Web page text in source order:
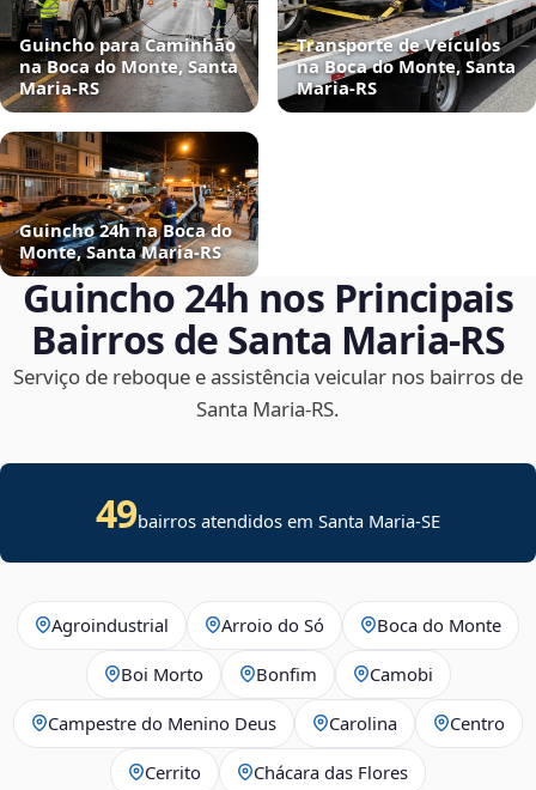
Guincho para Caminhão
na Boca do Monte, Santa
Maria‑RS
Transporte de Veículos
na Boca do Monte, Santa
Maria‑RS
Guincho 24h na Boca do
Monte, Santa Maria‑RS
Guincho 24h nos Principais
Bairros de Santa Maria‑RS
Serviço de reboque e assistência veicular nos bairros de
Santa Maria‑RS.
49bairros atendidos em Santa Maria-SE
Agroindustrial Arroio do Só Boca do Monte
Boi Morto Bonfim Camobi
Campestre do Menino Deus Carolina Centro
Cerrito Chácara das Flores